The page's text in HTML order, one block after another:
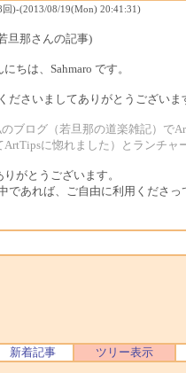
回)-(2013/08/19(Mon) 20:41:31)
旦那さんの記事)
ちは、Sahmaro です。
ださいましてありがとうございま
ブログ（若旦那の道楽雑記）で
ArtTipsに惚れました）とランチ
がとうございます。
であれば、ご自由に利用くださっ
新着記事 ツリー表示